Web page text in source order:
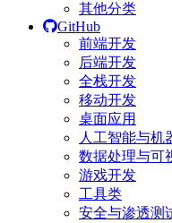
其他分类
GitHub
前端开发
后端开发
全栈开发
移动开发
桌面应用
人工智能与机
数据处理与可
游戏开发
工具类
安全与渗透测